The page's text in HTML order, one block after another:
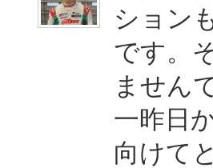
ション
です。
ません
一昨日
向けて